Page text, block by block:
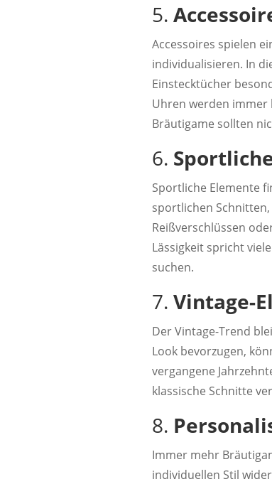
5.
Accessoires spielen
individualisieren. In
Einstecktücher
Uhren werden immer
Bräutigame sollten
6.
Sportliche Elemente
sportlichen
Reißverschlüssen
Lässigkeit spricht
suchen.
7. Vintage-
Der Vintage-Trend
Look bevorzugen,
vergangene
klassische Schnitte
8.
Immer mehr
individuellen Stil